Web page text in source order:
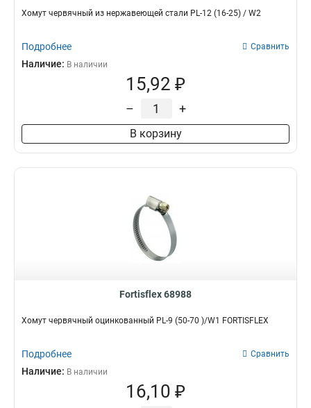
Хомут червячный из нержавеющей стали PL-12 (16-25) / W2
Подробнее Сравнить
Наличие: В наличии
15,92 ₽
– +
В корзину
Fortisflex 68988
Хомут червячный оцинкованный PL-9 (50-70 )/W1 FORTISFLEX
Подробнее Сравнить
Наличие: В наличии
16,10 ₽